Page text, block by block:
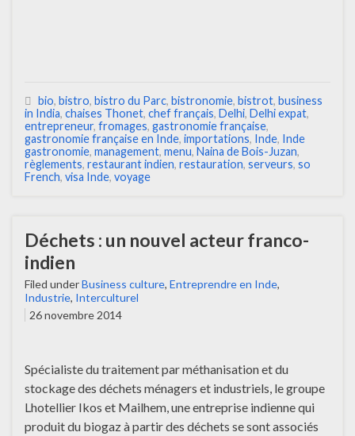
bio, bistro, bistro du Parc, bistronomie, bistrot, business
in India, chaises Thonet, chef français, Delhi, Delhi expat,
entrepreneur, fromages, gastronomie française,
gastronomie française en Inde, importations, Inde, Inde
gastronomie, management, menu, Naina de Bois-Juzan,
règlements, restaurant indien, restauration, serveurs, so
French, visa Inde, voyage
Déchets : un nouvel acteur franco-
indien
Filed underBusiness culture, Entreprendre en Inde,
Industrie, Interculturel
26 novembre 2014
Spécialiste du traitement par méthanisation et du
stockage des déchets ménagers et industriels, le groupe
Lhotellier Ikos et Mailhem, une entreprise indienne qui
produit du biogaz à partir des déchets se sont associés